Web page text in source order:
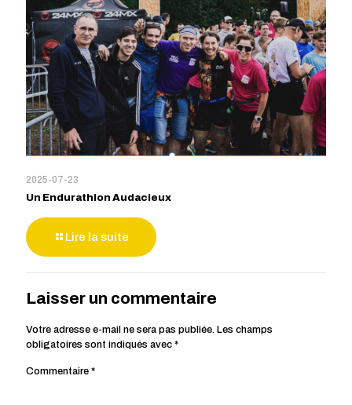
2025-07-23
Un Endurathlon Audacieux
Lire la suite
Laisser un commentaire
Votre adresse e-mail ne sera pas publiée. Les champs
obligatoires sont indiqués avec *
Commentaire *